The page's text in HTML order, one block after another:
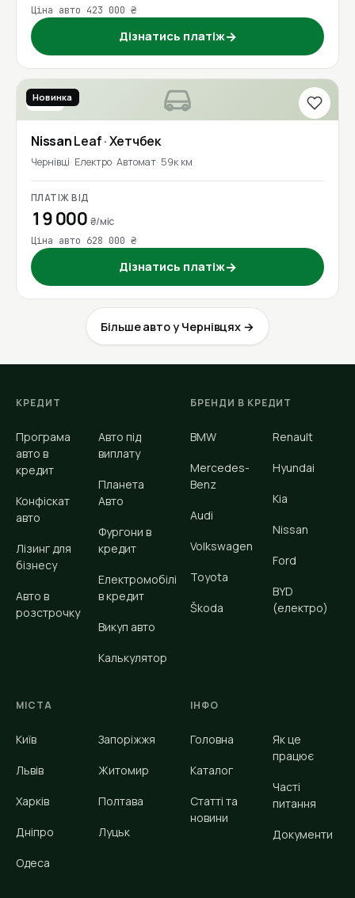
Ціна авто 423 000 ₴
Дізнатись платіж→
2018
Новинка
NissanLeaf· Хетчбек
Чернівці Електро Автомат 59к км
ПЛАТІЖ ВІД
19 000 ₴/міс
Ціна авто 628 000 ₴
Дізнатись платіж→
Більше авто у Чернівцях →
КРЕДИТ
Програма
авто в
кредит
Конфіскат
авто
Лізинг для
бізнесу
Авто в
розстрочку
Авто під
виплату
Планета
Авто
Фургони в
кредит
Електромобілі
в кредит
Викуп авто
Калькулятор
БРЕНДИ В КРЕДИТ
BMW
Mercedes-
Benz
Audi
Volkswagen
Toyota
Škoda
Renault
Hyundai
Kia
Nissan
Ford
BYD
(електро)
МІСТА
Київ
Львів
Харків
Дніпро
Одеса
Запоріжжя
Житомир
Полтава
Луцьк
ІНФО
Головна
Каталог
Статті та
новини
Як це
працює
Часті
питання
Документи